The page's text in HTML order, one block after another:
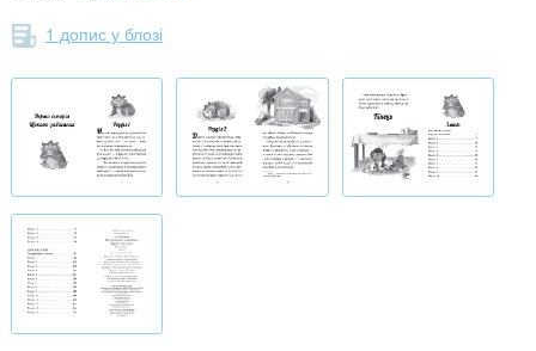
1 допис у блозі